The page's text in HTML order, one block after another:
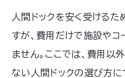
人間ドックを安く受ける
すが、費用だけで施設や
ません。ここでは、費用以
ない人間ドックの選び方に